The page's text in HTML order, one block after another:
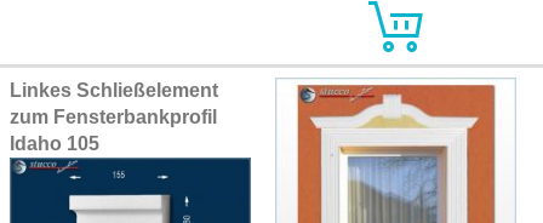
Linkes Schließelement
zum Fensterbankprofil
Idaho 105